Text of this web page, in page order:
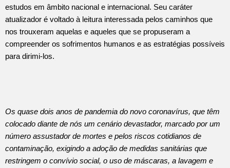
estudos em âmbito nacional e internacional. Seu caráter
atualizador é voltado à leitura interessada pelos caminhos que
nos trouxeram aquelas e aqueles que se propuseram a
compreender os sofrimentos humanos e as estratégias possíveis
para dirimi-los.
Os quase dois anos de pandemia do novo coronavírus, que têm
colocado diante de nós um cenário devastador, marcado por um
número assustador de mortes e pelos riscos cotidianos de
contaminação, exigindo a adoção de medidas sanitárias que
restringem o convívio social, o uso de máscaras, a lavagem e